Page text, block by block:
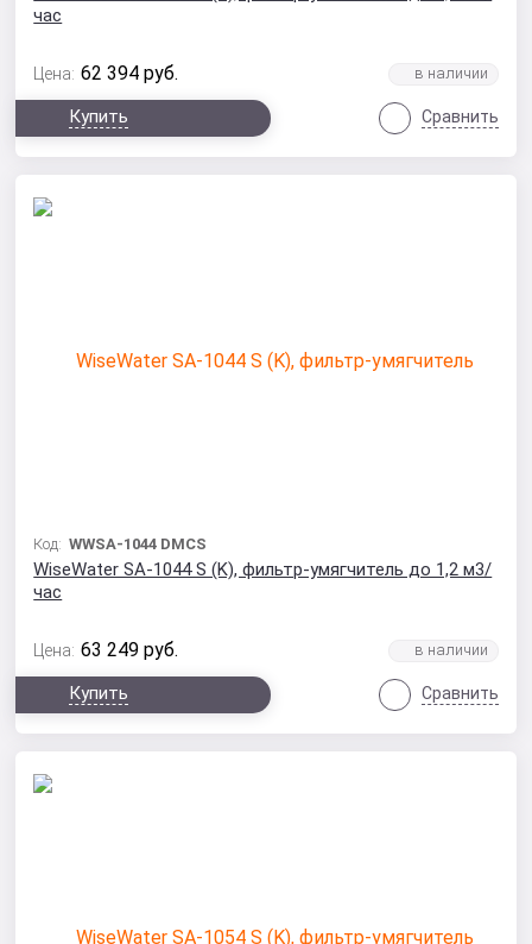
час
Цена: 62 394 руб.
Купить Сравнить
Код:WWSA-1044 DMCS
WiseWater SA-1044 S (K), фильтр-умягчитель до 1,2 м3/
час
Цена: 63 249 руб.
Купить Сравнить